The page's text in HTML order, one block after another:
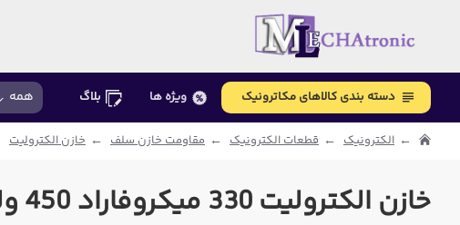
دسته بندی کالاهای مکاترونیک ویژه ها بلاگ همه
الکترونیک قطعات الکترونیک مقاومت خازن سلف خازن الکترولیت
خازن الکترولیت 330 میکروفاراد 450 ولت روبیکن ژاپن | نیپون ژاپن | نیچیکون چین